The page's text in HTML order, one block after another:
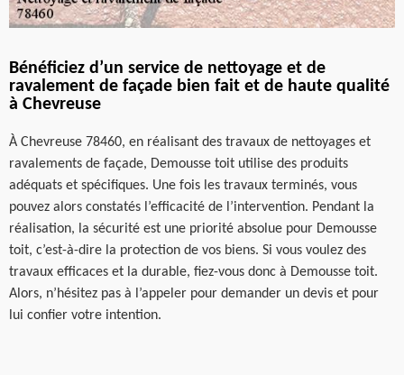
Bénéficiez d’un service de nettoyage et de
ravalement de façade bien fait et de haute qualité
à Chevreuse
À Chevreuse 78460, en réalisant des travaux de nettoyages et
ravalements de façade, Demousse toit utilise des produits
adéquats et spécifiques. Une fois les travaux terminés, vous
pouvez alors constatés l’efficacité de l’intervention. Pendant la
réalisation, la sécurité est une priorité absolue pour Demousse
toit, c’est-à-dire la protection de vos biens. Si vous voulez des
travaux efficaces et la durable, fiez-vous donc à Demousse toit.
Alors, n’hésitez pas à l’appeler pour demander un devis et pour
lui confier votre intention.